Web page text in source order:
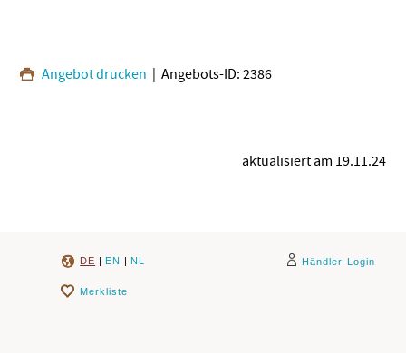
Angebot drucken | Angebots-ID: 2386
aktualisiert am 19.11.24
DE | EN | NL Händler-Login
Merkliste